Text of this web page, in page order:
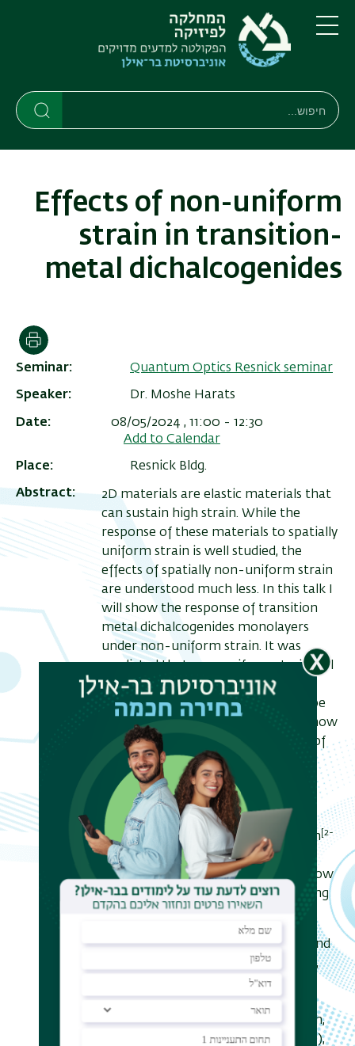
דילוג
לתוכן
העיקרי
דילוג
לתפריט
ניווט
ראשי
תפריט
חיפוש
חיפוש
Effects of non-uniform
strain in transition-
metal dichalcogenides
Seminar
Quantum Optics Resnick seminar
Speaker Dr. Moshe Harats
Date 08/05/2024 , 11:00 - 12:30
Add to Calendar
Place Resnick Bldg.
Abstract
2D materials are elastic materials that
can sustain high strain. While the
response of these materials to spatially
uniform strain is well studied, the
effects of spatially non-uniform strain
are understood much less. In this talk I
will show the response of transition
metal dichalcogenides monolayers
under non-uniform strain. It was
predicted that non-uniform strain will
allow transport or “funneling” of
neutral charge excitons which can be
useful as an efficient solar cell
. I show
that while transport or “funneling” of
excitons is relatively inefficient, a
different process, a strain-related
conversion of excitons to trions is
dominant and is universal for any
configuration of non-uniform strain [2-
3]. Lastly, I will discuss different
experimental directions that will allow
high “funneling” efficiency by straining
heterostructures[4,5]
J. Feng, X. Qian, C.-W. Huang, and
J. Li, Nature Photonics 6, (2012),
M. G. Harats, J. N. Kirchhof, M.
Qiao, K. Greben, and K. I. Bolotin,
Nature Photonics, 14 (5), (2020),